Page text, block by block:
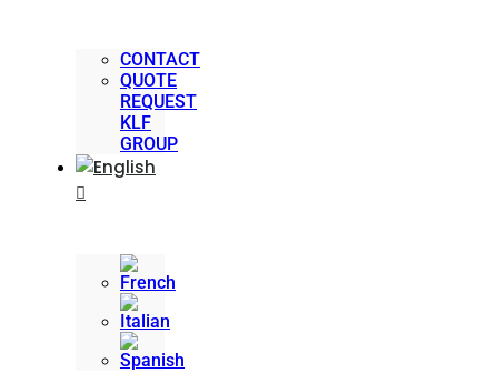
CONTACT
QUOTE
REQUEST
KLF
GROUP